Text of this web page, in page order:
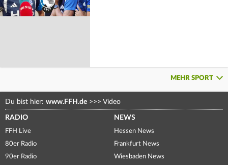
MEHR SPORT
Du bist hier: www.FFH.de >>> Video
RADIO
FFH Live
80er Radio
90er Radio
NEWS
Hessen News
Frankfurt News
Wiesbaden News